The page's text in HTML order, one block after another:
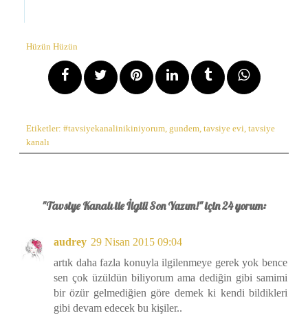
Hüzün Hüzün
Etiketler: #tavsiyekanalinikiniyorum, gundem, tavsiye evi, tavsiye
kanalı
"Tavsiye Kanalı ile İlgili Son Yazım!" için 24 yorum:
audrey 29 Nisan 2015 09:04
artık daha fazla konuyla ilgilenmeye gerek yok bence
sen çok üzüldün biliyorum ama dediğin gibi samimi
bir özür gelmediğien göre demek ki kendi bildikleri
gibi devam edecek bu kişiler..